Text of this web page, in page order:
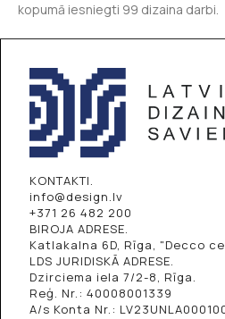
kopumā iesniegti 99 dizaina darbi.
KONTAKTI.
info@design.lv
+371 26 482 200
BIROJA ADRESE.
Katlakalna 6D, Rīga, "Decco
LDS JURIDISKĀ ADRESE.
Dzirciema iela 7/2-8, Rīga.
Reģ. Nr.: 40008001339
A/s Konta Nr.: